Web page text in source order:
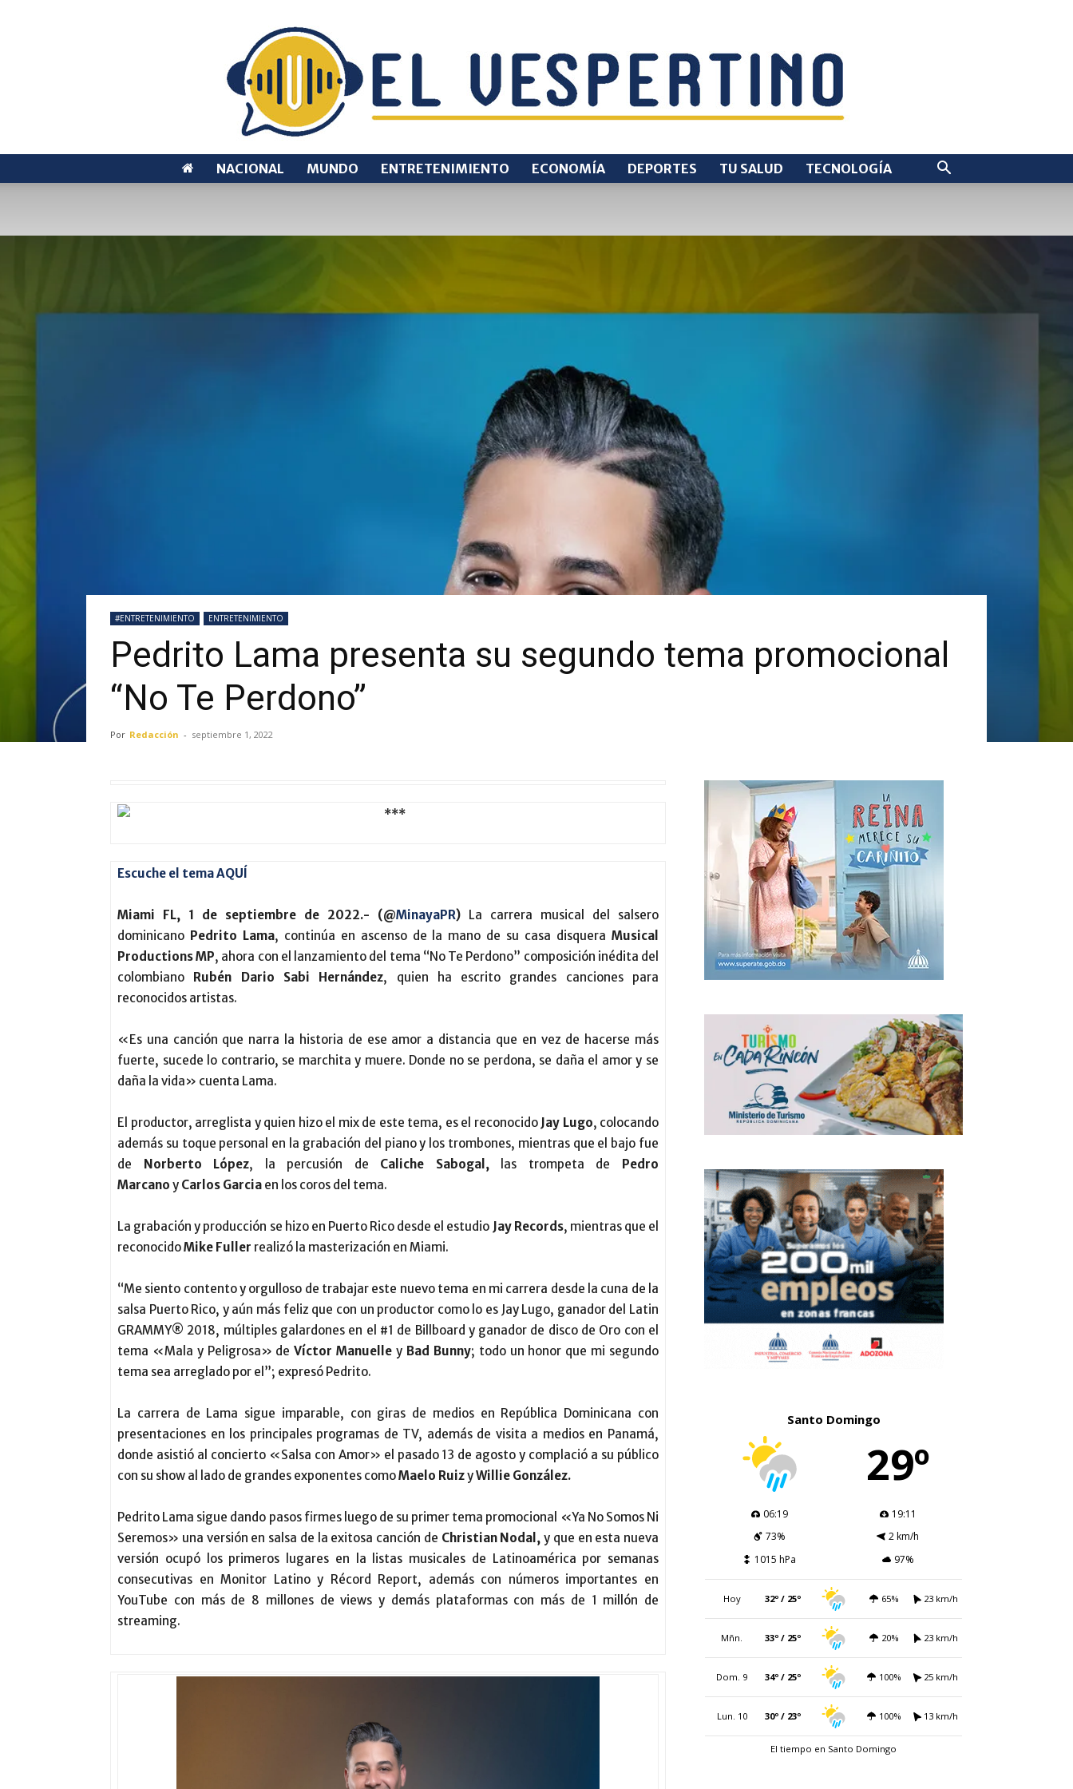
VESPERTINO
NACIONAL MUNDO ENTRETENIMIENTO ECONOMÍA DEPORTES TU SALUD TECNOLOGÍA
#ENTRETENIMIENTO ENTRETENIMIENTO
Pedrito Lama presenta su segundo tema promocional
“No Te Perdono”
Por Redacción - septiembre 1, 2022
Escuche el tema AQUÍ
Miami FL, 1 de septiembre de 2022.- (@MinayaPR) La carrera musical del salsero
dominicano Pedrito Lama, continúa en ascenso de la mano de su casa disqueraMusical
Productions MP, ahora con el lanzamiento del tema “No Te Perdono” composición inédita del
colombiano Rubén Dario Sabi Hernández, quien ha escrito grandes canciones para
reconocidos artistas.
«Es una canción que narra la historia de ese amor a distancia que en vez de hacerse más
fuerte, sucede lo contrario, se marchita y muere. Donde no se perdona, se daña el amor y se
daña la vida» cuenta Lama.
El productor, arreglista y quien hizo el mix de este tema, es el reconocido Jay Lugo, colocando
además su toque personal en la grabación del piano y los trombones, mientras que el bajo fue
de Norberto López, la percusión de Caliche Sabogal,las trompeta de Pedro
Marcano y Carlos Garcia en los coros del tema.
La grabación y producción se hizo en Puerto Rico desde el estudio Jay Records, mientras que el
reconocidoMike Fuller realizó la masterización en Miami.
“Me siento contento y orgulloso de trabajar este nuevo tema en mi carrera desde la cuna de la
salsa Puerto Rico, y aún más feliz que con un productor como lo es Jay Lugo, ganador del Latin
GRAMMY® 2018, múltiples galardones en el #1 de Billboard y ganador de disco de Oro con el
tema «Mala y Peligrosa» deVíctor Manuelle y Bad Bunny; todo un honor que mi segundo
tema sea arreglado por el”; expresó Pedrito.
La carrera de Lama sigue imparable, con giras de medios en República Dominicana con
presentaciones en los principales programas de TV, además de visita a medios en Panamá,
donde asistió al concierto «Salsa con Amor» el pasado 13 de agosto y complació a su público
con su show al lado de grandes exponentes comoMaelo RuizyWillie González.
Pedrito Lama sigue dando pasos firmes luego de su primer tema promocional «Ya No Somos Ni
Seremos» una versión en salsa de la exitosa canción de Christian Nodal, y que en esta nueva
versión ocupó los primeros lugares en la listas musicales de Latinoamérica por semanas
consecutivas en Monitor Latino y Récord Report, además con números importantes en
YouTube con más de 8 millones de views y demás plataformas con más de 1 millón de
streaming.
Santo Domingo
29º
06:19
19:11
73%
2 km/h
1015 hPa
97%
Hoy 32º / 25º 65% 23 km/h
Mñn. 33º / 25º 20% 23 km/h
Dom. 9 34º / 25º 100% 25 km/h
Lun. 10 30º / 23º 100% 13 km/h
El tiempo en Santo Domingo